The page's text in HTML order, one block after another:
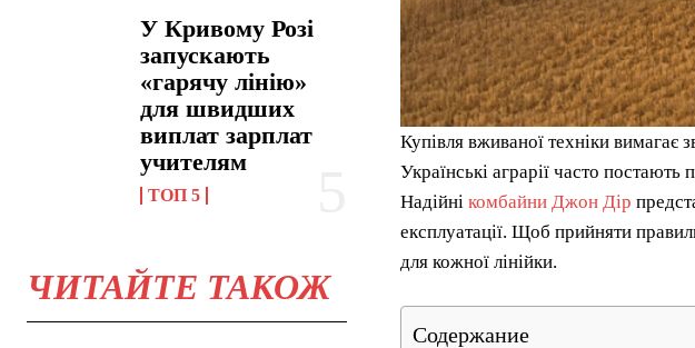
У Кривому Розі
запускають
«гарячу лінію»
для швидших
виплат зарплат
учителям
ТОП 5
ЧИТАЙТЕ ТАКОЖ
Купівля вживаної техніки вимагає
Українські аграрії часто
Надійні комбайни Джон Дір
експлуатації. Щоб прийняти
для кожної лінійки.
Содержание